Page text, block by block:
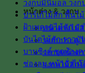
หน้าต่าง & วงกบ
หน้าต่างไม้
วงกบประตู
วงกบหน้าต่า
วงกบไม้สัก
วงกบมินิมอล วงก
ปาร์เก้ไม้สัก พื้นไ
ฝ้าเพดานไม้สัก ฝ
บันไดไม้สัก ราวบั
บานซิงค์ ชุดห้องค
ช่องลม หน้าจั่วไม้